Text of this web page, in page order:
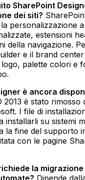
SharePoint
dei siti?
personalizzazione
estensioni
della navigazione.
e il brand
palette colori e
è ancora
2013 è stato rimosso
I file di
installarli su sistemi
la fine del supporto
con le pagine
la